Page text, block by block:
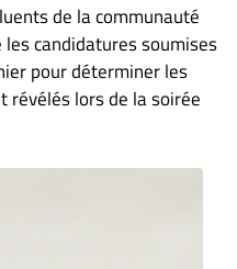
de la communauté
candidatures soumises
pour déterminer les
lors de la soirée